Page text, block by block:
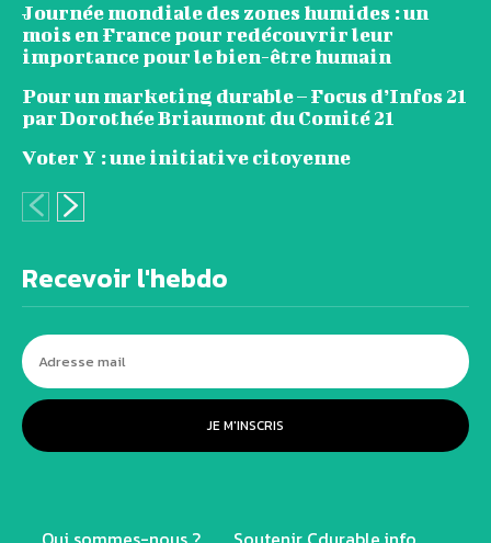
Journée mondiale des zones humides : un
mois en France pour redécouvrir leur
importance pour le bien-être humain
Pour un marketing durable – Focus d’Infos 21
par Dorothée Briaumont du Comité 21
Voter Y : une initiative citoyenne
Recevoir l'hebdo
JE M'INSCRIS